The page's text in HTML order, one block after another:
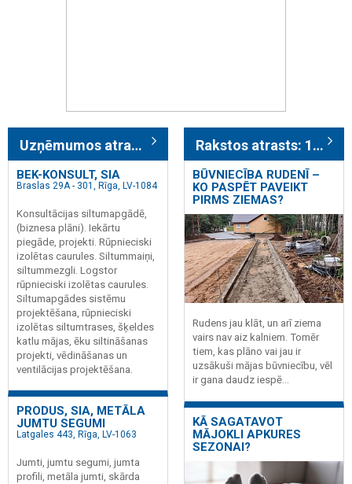
Uzņēmumos atrasts: 244
BEK-KONSULT, SIA
Braslas 29A - 301, Rīga, LV-1084
Konsultācijas siltumapgādē,
(biznesa plāni). Iekārtu
piegāde, projekti. Rūpnieciski
izolētas caurules. Siltummaiņi,
siltummezgli. Logstor
rūpnieciski izolētas caurules.
Siltumapgādes sistēmu
projektēšana, rūpnieciski
izolētas siltumtrases, šķeldes
katlu mājas, ēku siltināšanas
projekti, vēdināšanas un
ventilācijas projektēšana.
PRODUS, SIA, METĀLA
JUMTU SEGUMI
Latgales 443, Rīga, LV-1063
Jumti, jumtu segumi, jumta
profili, metāla jumti, skārda
Rakstos atrasts: 1031
BŪVNIECĪBA RUDENĪ –
KO PASPĒT PAVEIKT
PIRMS ZIEMAS?
Rudens jau klāt, un arī ziema
vairs nav aiz kalniem. Tomēr
tiem, kas plāno vai jau ir
uzsākuši mājas būvniecību, vēl
ir gana daudz iespē...
KĀ SAGATAVOT
MĀJOKLI APKURES
SEZONAI?